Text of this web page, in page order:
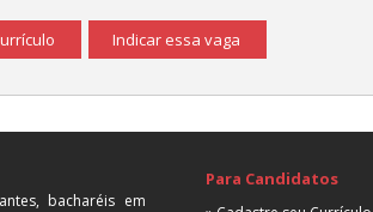
Indicar essa vaga
bacharéis em
Para Candidatos